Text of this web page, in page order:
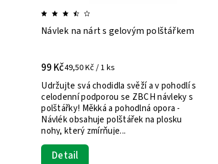
Návlek na nárt s gelovým polštářkem
99 Kč49,50 Kč / 1 ks
Detail
Udržujte svá chodidla svěží a v pohodlí s
celodenní podporou se ZBCH návleky s
polštářky! Měkká a pohodlná opora -
Návlék obsahuje polštářek na plosku
nohy, který zmírňuje...